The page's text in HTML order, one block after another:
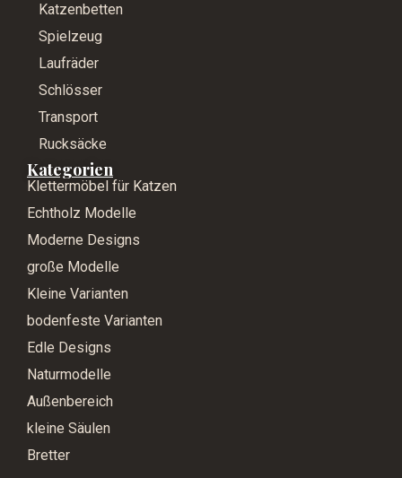
Katzenbetten
Spielzeug
Laufräder
Schlösser
Transport
Rucksäcke
Kategorien
Klettermöbel für Katzen
Echtholz Modelle
Moderne Designs
große Modelle
Kleine Varianten
bodenfeste Varianten
Edle Designs
Naturmodelle
Außenbereich
kleine Säulen
Bretter